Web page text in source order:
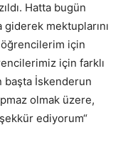
Hatta bugün
mektuplarını
öğrencilerim için
için farklı
başta İskenderun
olmak üzere,
ediyorum“